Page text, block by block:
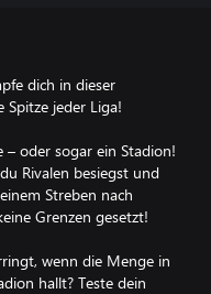
dich in dieser
jeder Liga!
– oder sogar ein Stadion!
Rivalen besiegst und
Streben nach
Grenzen gesetzt!
wenn die Menge in
hallt? Teste dein